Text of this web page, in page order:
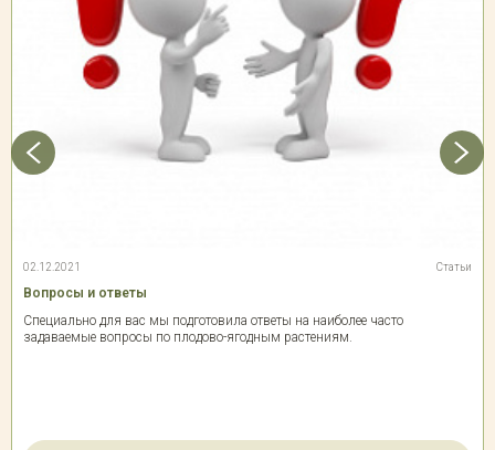
02.12.2021 Статьи
Вопросы и ответы
Специально для вас мы подготовила ответы на наиболее часто
задаваемые вопросы по плодово-ягодным растениям.